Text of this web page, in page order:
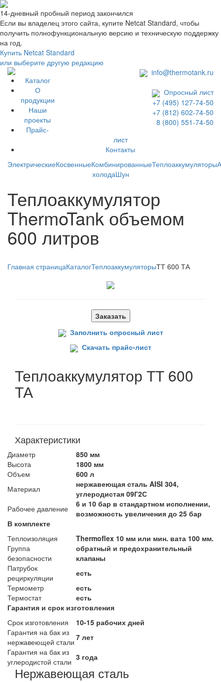
14-дневный пробный период закончился
Если вы владелец этого сайта, купите Netcat Standard, чтобы
получить полнофункциональную версию и техническую поддержку
на год.
Купить Netcat Standard
или выберите другую редакцию
info@thermotank.ru
Опросный лист
+7 (495) 127-74-50
+7 (812) 602-74-50
8 (800) 551-74-50
Каталог
О
продукции
Наши
проекты
Прайс-
лист
Контакты
Каталог
ЭлектрическиеКосвенныеКомбинированныеТеплоаккумуляторы
холодаШун
Теплоаккумулятор
ThermoTank объемом
600 литров
Главная страницаКаталогТеплоаккумуляторыТТ 600 ТА
Заказать
Заполнить опросный лист
Скачать прайс-лист
Теплоаккумулятор ТТ 600
ТА
Характеристики
Диаметр
850 мм
Высота
1800 мм
Объем
600 л
Материал
нержавеющая сталь AISI 304,
углеродистая 09Г2С
Рабочее давление
6 и 10 бар в стандартном исполнении,
возможность увеличения до 25 бар
В комплекте
Теплоизоляция
Thermoflex 10 мм или мин. вата 100 мм.
Группа
безопасности
обратный и предохранительный
клапаны
Патрубок
рециркуляции
есть
Термометр
есть
Термостат
есть
Гарантия и срок изготовления
Срок изготовления
10-15 рабочих дней
Гарантия на бак из
нержавеющей стали 7 лет
Гарантия на бак из
углеродистой стали 3 года
Нержавеющая сталь